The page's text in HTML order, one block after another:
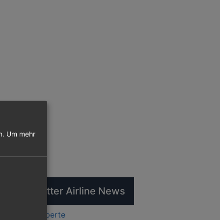
Twitter Airline News
by flugexperte
Um mehr